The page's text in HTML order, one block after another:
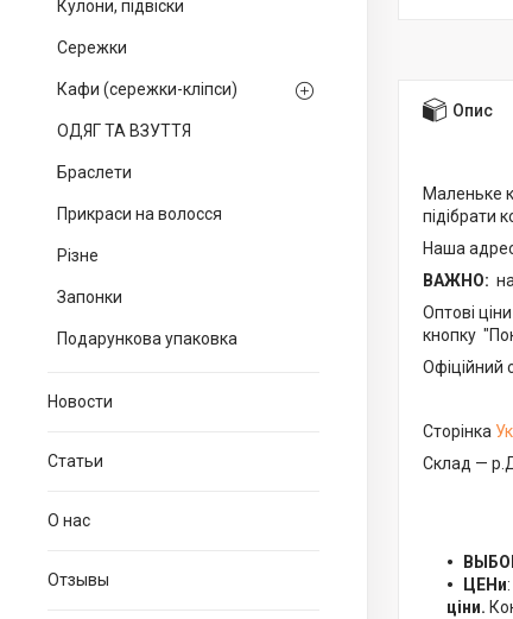
Кулони, підвіски
Сережки
Кафи (сережки-кліпси)
ОДЯГ ТА ВЗУТТЯ
Браслети
Прикраси на волосся
Різне
Запонки
Подарункова упаковка
Новости
Статьи
О нас
Отзывы
Опис
Маленьке
підібрати
Наша
ВАЖНО:
Оптові
кнопку
Офіційний
Сторінка
Склад —
ЦЕНи
ціни.